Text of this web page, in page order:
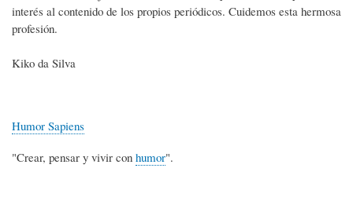
interés al contenido de los propios periódicos. Cuidemos esta hermosa
profesión.
Kiko da Silva
Humor Sapiens
"Crear, pensar y vivir con humor".